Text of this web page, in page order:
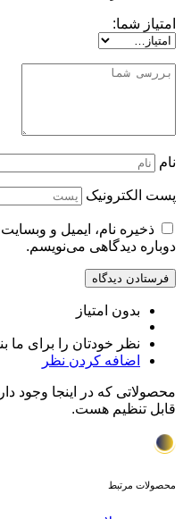
امتیاز شما:
نام
پست الکترونیک
ذخیره نام، ایمیل و
دوباره دیدگاهی می‌نویسم.
بدون امتیاز
نظر خودتان را برای ما
اضافه کردن نظر
محصولاتی که در اینجا وجود
قابل تنظیم هست.
محصولات مرتبط